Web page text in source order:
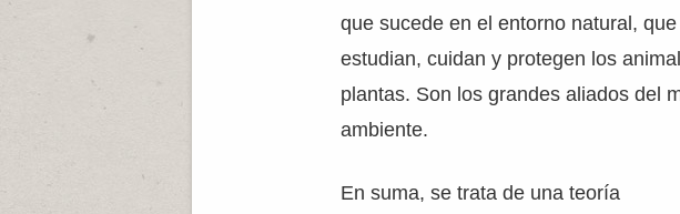
que sucede en el entorno natural, que
estudian, cuidan y protegen los
plantas. Son los grandes aliados del
ambiente.
En suma, se trata de una teoría